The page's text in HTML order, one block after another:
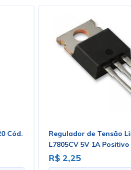
Cód.
Regulador de Tensão
L7805CV 5V 1A
Cód. Loja 03
R$ 2,25